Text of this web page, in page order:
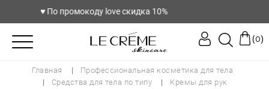
♥️ По промокоду love скидка 10%
(0)
Главная
Профессиональная косметика для тела
Средства для тела по типу
Кремы для рук